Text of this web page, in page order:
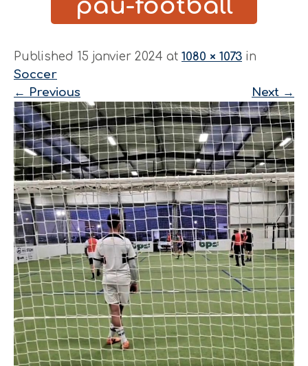
pau-football
Published 15 janvier 2024 at 1080 × 1073 in
Soccer
← Previous Next →